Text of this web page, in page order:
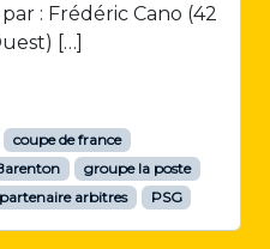
: Frédéric Cano (42
[…]
coupe de france
groupe la poste
partenaire arbitres PSG